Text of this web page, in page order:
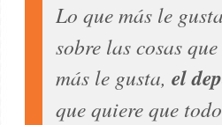
Lo que más le
sobre las cosas
más le gusta, el
que quiere que